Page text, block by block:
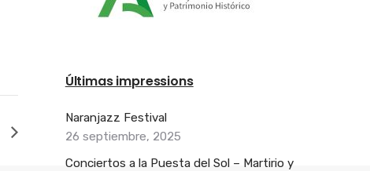
Últimas impressions
Naranjazz Festival
26 septiembre, 2025
Conciertos a la Puesta del Sol – Martirio y